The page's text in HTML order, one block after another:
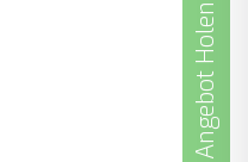
Angebot Holen